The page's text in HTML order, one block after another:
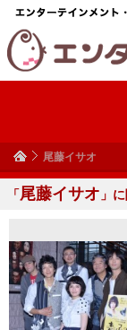
尾藤イサオ
「尾藤イサオ 」